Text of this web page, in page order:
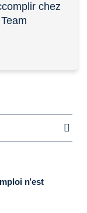
chez
n’est